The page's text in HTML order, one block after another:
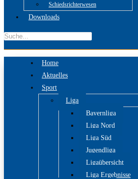
Schiedsrichterwesen
Downloads
Home
Aktuelles
Sport
Liga
Bayernliga
Liga Nord
Liga Süd
Jugendliga
Ligaübersicht
Liga Ergebnisse